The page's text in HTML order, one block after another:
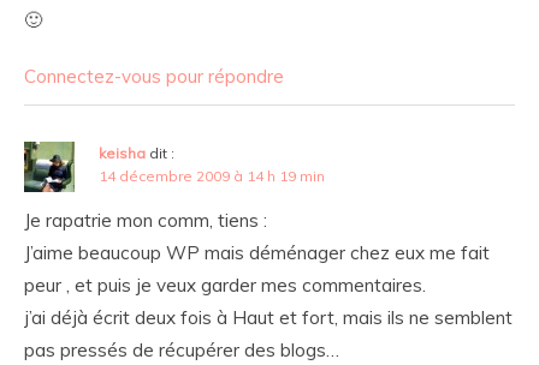
🙂
Connectez-vous pour répondre
keisha dit :
14 décembre 2009 à 14 h 19 min
Je rapatrie mon comm, tiens :
J’aime beaucoup WP mais déménager chez eux me fait
peur , et puis je veux garder mes commentaires.
j’ai déjà écrit deux fois à Haut et fort, mais ils ne semblent
pas pressés de récupérer des blogs…